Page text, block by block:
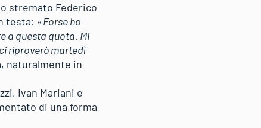
stremato Federico
testa: «Forse ho
a questa quota. Mi
riproverò martedì
naturalmente in
Ivan Mariani e
di una forma